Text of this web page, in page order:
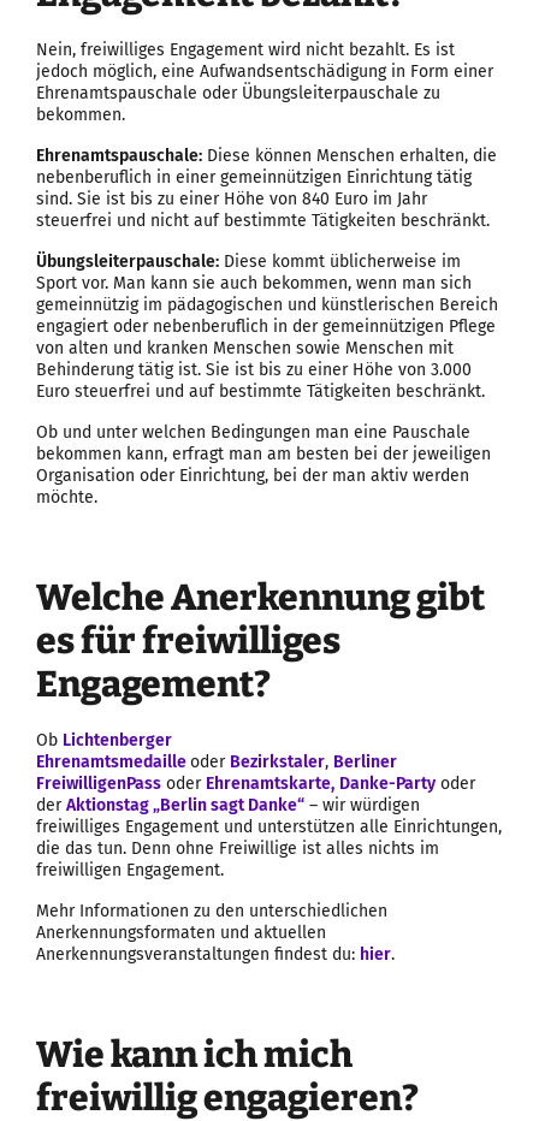
Nein, freiwilliges Engagement wird nicht bezahlt. Es ist
jedoch möglich, eine Aufwandsentschädigung in Form einer
Ehrenamtspauschale oder Übungsleiterpauschale zu
bekommen.
Ehrenamtspauschale: Diese können Menschen erhalten, die
nebenberuflich in einer gemeinnützigen Einrichtung tätig
sind. Sie ist bis zu einer Höhe von 840 Euro im Jahr
steuerfrei und nicht auf bestimmte Tätigkeiten beschränkt.
Übungsleiterpauschale: Diese kommt üblicherweise im
Sport vor. Man kann sie auch bekommen, wenn man sich
gemeinnützig im pädagogischen und künstlerischen Bereich
engagiert oder nebenberuflich in der gemeinnützigen Pflege
von alten und kranken Menschen sowie Menschen mit
Behinderung tätig ist. Sie ist bis zu einer Höhe von 3.000
Euro steuerfrei und auf bestimmte Tätigkeiten beschränkt.
Ob und unter welchen Bedingungen man eine Pauschale
bekommen kann, erfragt man am besten bei der jeweiligen
Organisation oder Einrichtung, bei der man aktiv werden
möchte.
Welche Anerkennung gibt
es für freiwilliges
Engagement?
Ob Lichtenberger
Ehrenamtsmedailleoder Bezirkstaler, Berliner
FreiwilligenPass oder Ehrenamtskarte, Danke-Party oder
derAktionstag „Berlin sagt Danke“ – wir würdigen
freiwilliges Engagement und unterstützen alle Einrichtungen,
die das tun. Denn ohne Freiwillige ist alles nichts im
freiwilligen Engagement.
Mehr Informationen zu den unterschiedlichen
Anerkennungsformaten und aktuellen
Anerkennungsveranstaltungen findest du: hier.
Wie kann ich mich
freiwillig engagieren?